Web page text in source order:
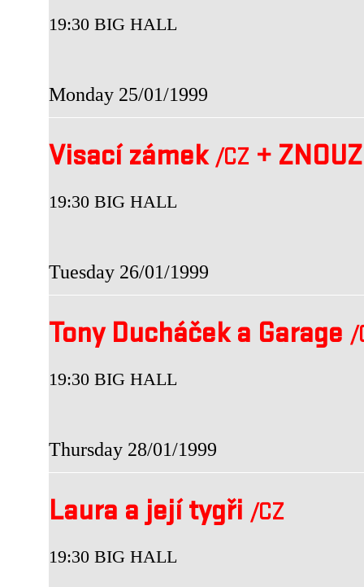
19:30 BIG HALL
Monday 25/01/1999
Visací zámek /CZ +
19:30 BIG HALL
Tuesday 26/01/1999
Tony Ducháček a Garage /
19:30 BIG HALL
Thursday 28/01/1999
Laura a její tygři /CZ
19:30 BIG HALL